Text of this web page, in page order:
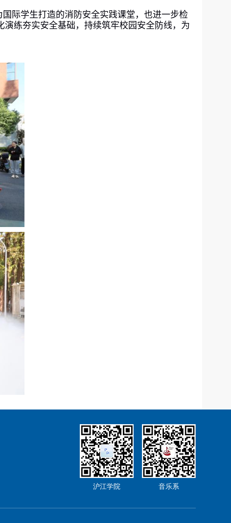
际学生打造的消防安全实践课堂，也进一步检
练夯实安全基础，持续筑牢校园安全防线，为
沪江学院 音乐系